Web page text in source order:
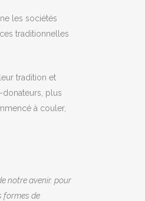
les sociétés
traditionnelles
tradition et
plus
à couler,
notre avenir. pour
formes de